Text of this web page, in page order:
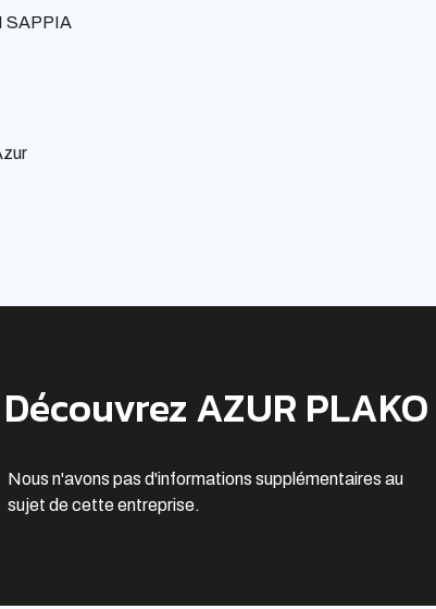
SAPPIA
Découvrez AZUR PLAKO
Nous n'avons pas d'informations supplémentaires au
sujet de cette entreprise.